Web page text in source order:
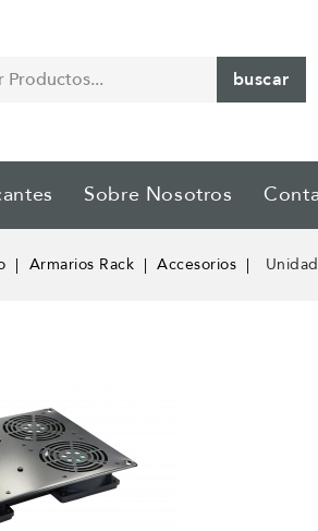
buscar
Sobre Nosotros
Armarios Rack Accesorios